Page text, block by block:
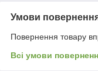
Умови
Повернення товару
Всі умови